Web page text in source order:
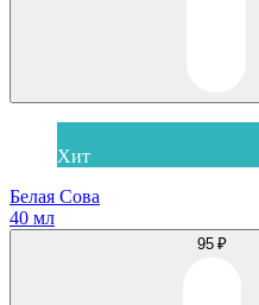
Хит
Белая Сова
40 мл
95 ₽